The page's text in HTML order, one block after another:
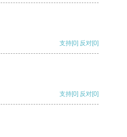
支持[0] 反对[0]
支持[0] 反对[0]